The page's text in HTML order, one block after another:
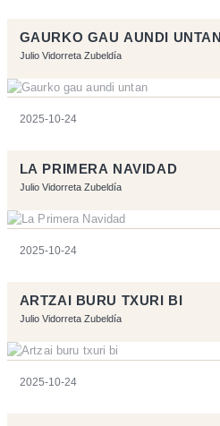
GAURKO GAU AUNDI UNTAN
Julio Vidorreta Zubeldía
2025-10-24
LA PRIMERA NAVIDAD
Julio Vidorreta Zubeldía
2025-10-24
ARTZAI BURU TXURI BI
Julio Vidorreta Zubeldía
2025-10-24